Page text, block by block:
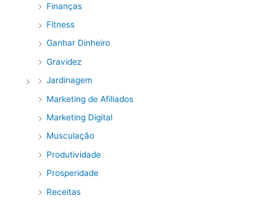
Finanças
Fitness
Ganhar Dinheiro
Gravidez
Jardinagem
Marketing de Afiliados
Marketing Digital
Musculação
Produtividade
Prosperidade
Receitas